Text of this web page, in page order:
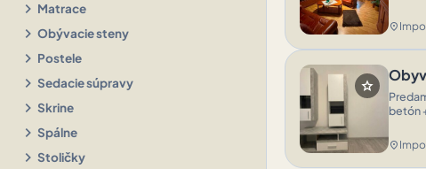
chevron_right Matrace
chevron_right Obývacie steny
chevron_right Postele
chevron_right Sedacie súpravy
chevron_right Skrine
chevron_right Spálne
chevron_right Stoličky
location_on
star
betón
location_on